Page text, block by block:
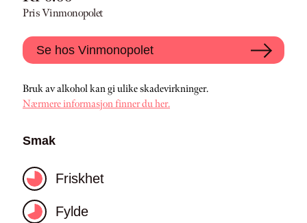
Pris Vinmonopolet
Se hos Vinmonopolet
Bruk av alkohol kan gi ulike skadevirkninger.
Nærmere informasjon finner du her.
Smak
Friskhet
Fylde